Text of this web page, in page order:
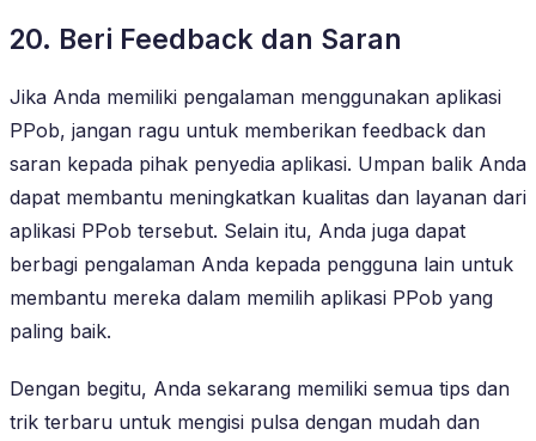
20. Beri Feedback dan Saran
Jika Anda memiliki pengalaman menggunakan aplikasi
PPob, jangan ragu untuk memberikan feedback dan
saran kepada pihak penyedia aplikasi. Umpan balik Anda
dapat membantu meningkatkan kualitas dan layanan dari
aplikasi PPob tersebut. Selain itu, Anda juga dapat
berbagi pengalaman Anda kepada pengguna lain untuk
membantu mereka dalam memilih aplikasi PPob yang
paling baik.
Dengan begitu, Anda sekarang memiliki semua tips dan
trik terbaru untuk mengisi pulsa dengan mudah dan